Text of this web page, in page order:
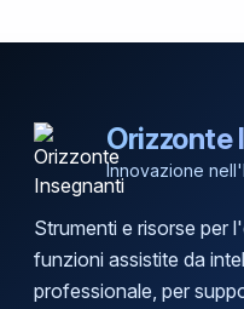
Orizzonte
Innovazione
Strumenti e risorse per
funzioni assistite da
professionale, per